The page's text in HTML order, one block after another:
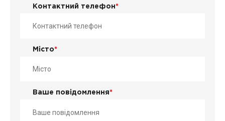
Контактний телефон*
Місто*
Ваше повідомлення*